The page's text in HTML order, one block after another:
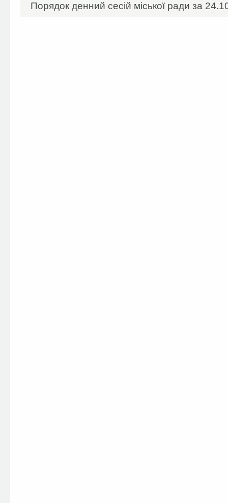
Порядок денний сесій міської ради за